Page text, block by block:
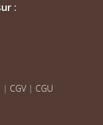
:
| CGV | CGU